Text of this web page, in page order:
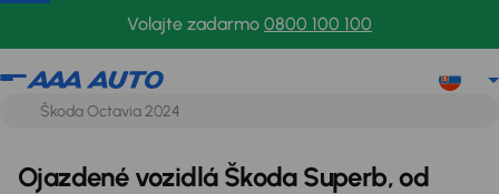
Volajte zadarmo 0800 100 100
Škoda
Ojazdené vozidlá Škoda Superb, od